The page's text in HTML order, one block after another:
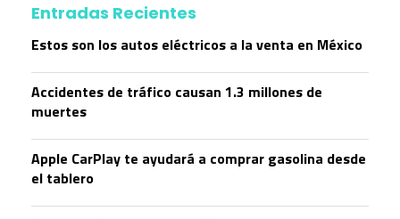
Entradas Recientes
Estos son los autos eléctricos a la venta en México
Accidentes de tráfico causan 1.3 millones de
muertes
Apple CarPlay te ayudará a comprar gasolina desde
el tablero